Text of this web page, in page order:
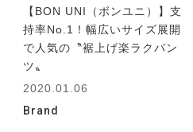
【BON UNI（ボンユニ）】支
持率No.1！幅広いサイズ展開
で人気の〝裾上げ楽ラクパン
ツ〟
2020.01.06
Brand